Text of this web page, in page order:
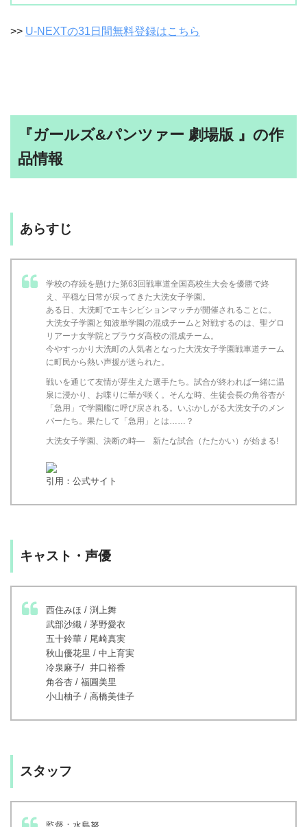
>> U-NEXTの31日間無料登録はこちら
『ガールズ&パンツァー 劇場版 』の作
品情報
あらすじ
学校の存続を懸けた第63回戦車道全国高校生大会を優勝で終
え、平穏な日常が戻ってきた大洗女子学園。
ある日、大洗町でエキシビションマッチが開催されることに。
大洗女子学園と知波単学園の混成チームと対戦するのは、聖グロ
リアーナ女学院とプラウダ高校の混成チーム。
今やすっかり大洗町の人気者となった大洗女子学園戦車道チーム
に町民から熱い声援が送られた。
戦いを通じて友情が芽生えた選手たち。試合が終われば一緒に温
泉に浸かり、お喋りに華が咲く。そんな時、生徒会長の角谷杏が
「急用」で学園艦に呼び戻される。いぶかしがる大洗女子のメン
バーたち。果たして「急用」とは……？
大洗女子学園、決断の時― 新たな試合（たたかい）が始まる!
引用：公式サイト
キャスト・声優
西住みほ / 渕上舞
武部沙織 / 茅野愛衣
五十鈴華 / 尾崎真実
秋山優花里 / 中上育実
冷泉麻子/ 井口裕香
角谷杏 / 福圓美里
小山柚子 / 高橋美佳子
スタッフ